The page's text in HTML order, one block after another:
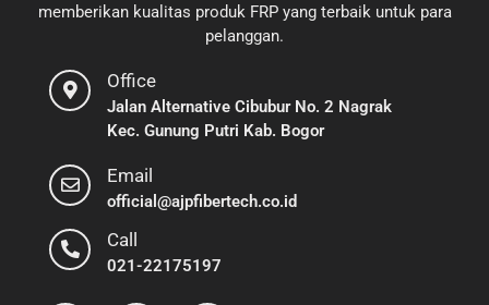
memberikan kualitas produk FRP yang terbaik untuk para
pelanggan.
Office
Jalan Alternative Cibubur No. 2 Nagrak
Kec. Gunung Putri Kab. Bogor
Email
official@ajpfibertech.co.id
Call
021-22175197